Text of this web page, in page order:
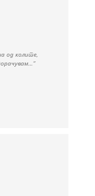
од колите,